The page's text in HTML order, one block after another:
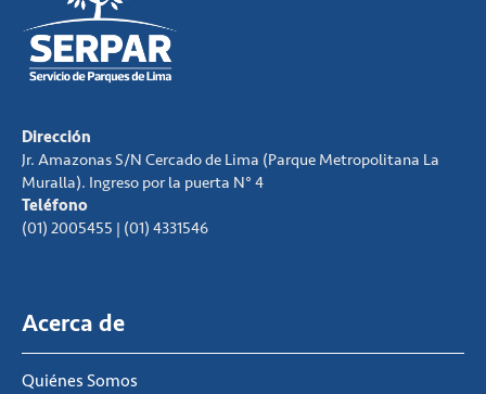
Dirección
Jr. Amazonas S/N Cercado de Lima (Parque Metropolitana La
Muralla). Ingreso por la puerta N° 4
Teléfono
(01) 2005455 | (01) 4331546
Acerca de
Quiénes Somos